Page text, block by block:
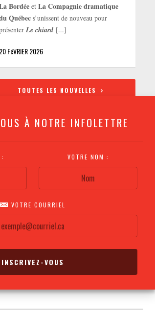
À NOTRE INFOLETTRE
: VOTRE NOM :
VOTRE COURRIEL
Bordée etLa Compagnie dramatique
Québec s’unissent de nouveau pour
Le chiard [...]
20 FéVRIER 2026
TOUTES LES NOUVELLES